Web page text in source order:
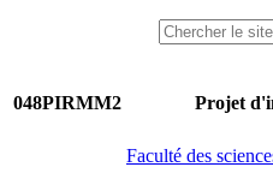
048PIRMM2 Projet
Faculté des